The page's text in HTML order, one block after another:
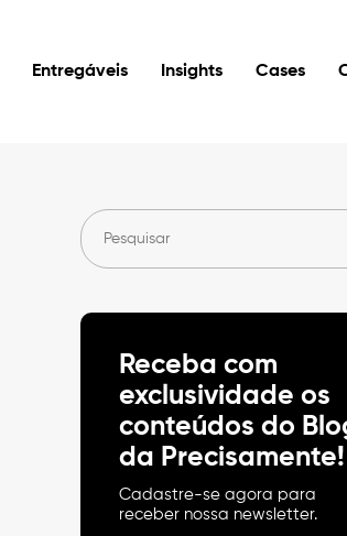
Entregáveis Insights Cases
Receba com
exclusividade os
conteúdos do
da Precisamente!
Cadastre-se agora para
receber nossa newsletter.